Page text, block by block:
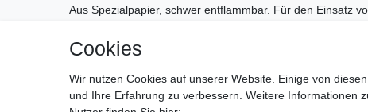
Aus Spezialpapier, schwer entflammbar. Für den Einsatz
Handhabung: Lichttüten auffalten, Teelicht einsetzen, fertig!
Cookies
Wir nutzen Cookies auf unserer Website. Einige von
und Ihre Erfahrung zu verbessern. Weitere Informationen